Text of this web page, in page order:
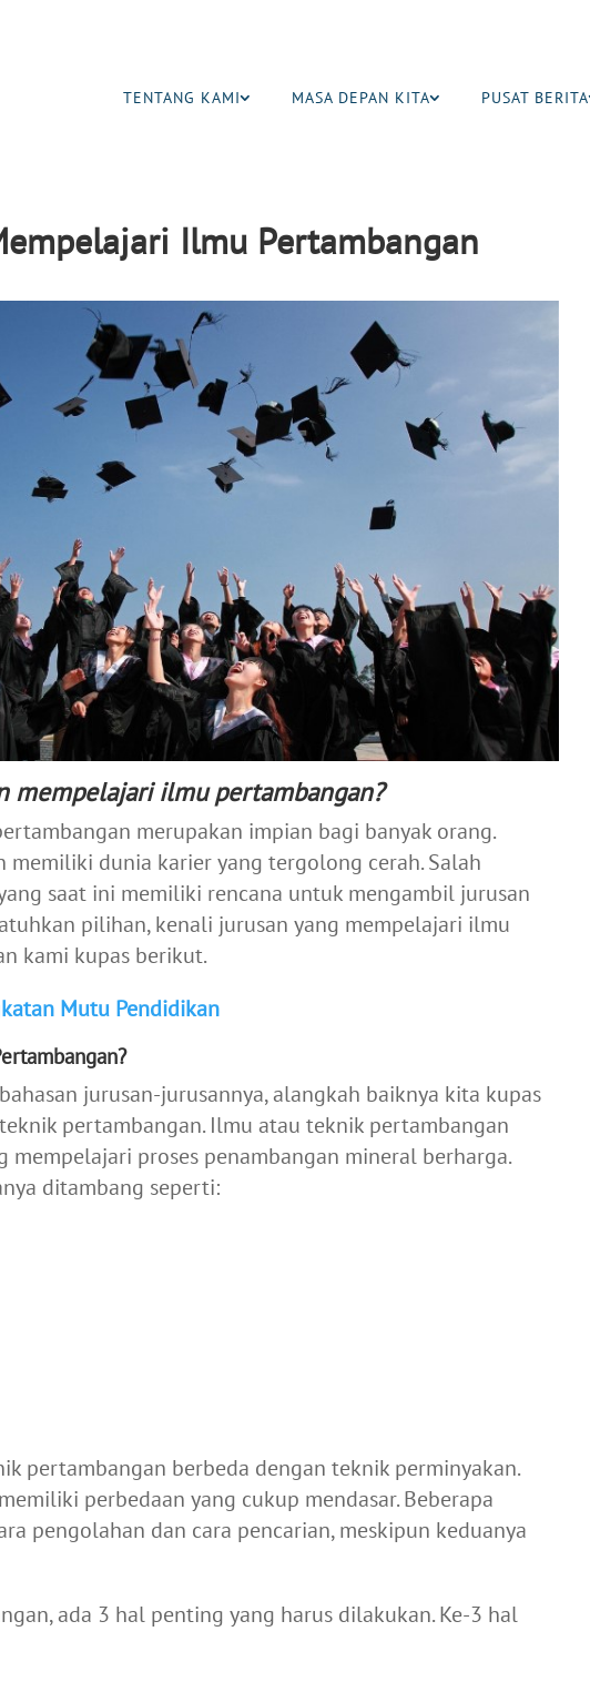
TENTANG KAMI MASA DEPAN KITA PUSAT BERITA
Ilmu Pertambangan
mempelajari ilmu pertambangan?
merupakan impian bagi banyak orang.
memiliki dunia karier yang tergolong cerah. Salah
saat ini memiliki rencana untuk mengambil jurusan
pilihan, kenali jurusan yang mempelajari ilmu
kami kupas berikut.
Mutu Pendidikan
jurusan-jurusannya, alangkah baiknya kita kupas
pertambangan. Ilmu atau teknik pertambangan
mempelajari proses penambangan mineral berharga.
ditambang seperti:
pertambangan berbeda dengan teknik perminyakan.
perbedaan yang cukup mendasar. Beberapa
pengolahan dan cara pencarian, meskipun keduanya
ada 3 hal penting yang harus dilakukan. Ke-3 hal